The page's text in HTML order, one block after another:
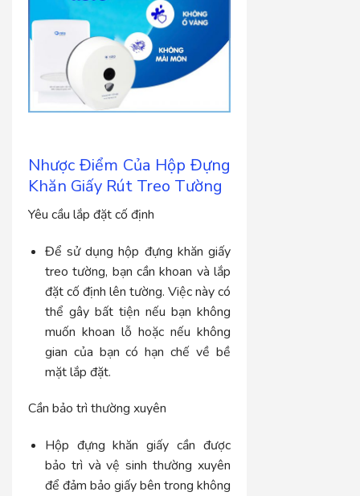
Nhược Điểm Của Hộp Đựng
Khăn Giấy Rút Treo Tường
Yêu cầu lắp đặt cố định
Để sử dụng hộp đựng khăn giấy
treo tường, bạn cần khoan và lắp
đặt cố định lên tường. Việc này có
thể gây bất tiện nếu bạn không
muốn khoan lỗ hoặc nếu không
gian của bạn có hạn chế về bề
mặt lắp đặt.
Cần bảo trì thường xuyên
Hộp đựng khăn giấy cần được
bảo trì và vệ sinh thường xuyên
để đảm bảo giấy bên trong không